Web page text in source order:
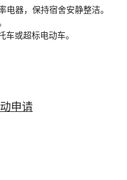
电器，保持宿舍安静整洁。
车或超标电动车。
申请